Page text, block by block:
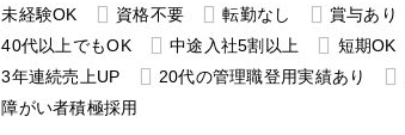
未経験OK 資格不要 転勤なし 賞与あり
40代以上でもOK
中途入社5割以上 短期OK
3年連続売上UP
20代の管理職登用実績あり
障がい者積極採用